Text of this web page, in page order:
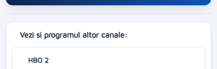
Vezi si programul altor canale:
HBO 2